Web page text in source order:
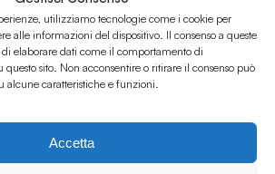
utilizziamo tecnologie come i cookie per
alle informazioni del dispositivo. Il consenso a queste
elaborare dati come il comportamento di
sito. Non acconsentire o ritirare il consenso può
alcune caratteristiche e funzioni.
Accetta
- I migliori dischi di giugno